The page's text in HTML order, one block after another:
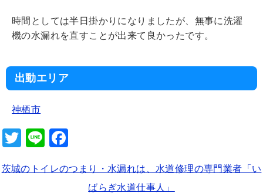
時間としては半日掛かりになりましたが、無事に洗濯
機の水漏れを直すことが出来て良かったです。
出動エリア
神栖市
T
tt
Li
e c
茨城のトイレのつまり・水漏れは、水道修理の専門業者「い
ばらぎ水道仕事人」